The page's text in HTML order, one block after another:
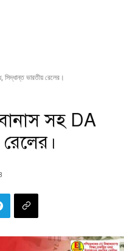
ভারতীয় রেলের।
সহ DA
রেলের।